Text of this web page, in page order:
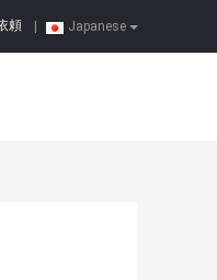
Japanese
頼